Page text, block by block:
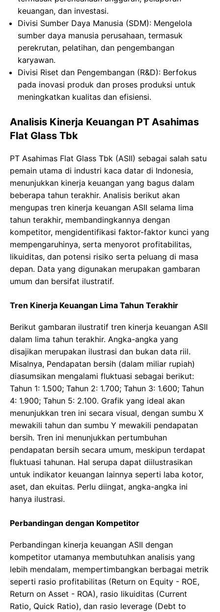
keuangan, dan investasi.
Divisi Sumber Daya Manusia (SDM): Mengelola
sumber daya manusia perusahaan, termasuk
perekrutan, pelatihan, dan pengembangan
karyawan.
Divisi Riset dan Pengembangan (R&D): Berfokus
pada inovasi produk dan proses produksi untuk
meningkatkan kualitas dan efisiensi.
Analisis Kinerja Keuangan PT Asahimas
Flat Glass Tbk
PT Asahimas Flat Glass Tbk (ASII) sebagai salah satu
pemain utama di industri kaca datar di Indonesia,
menunjukkan kinerja keuangan yang bagus dalam
beberapa tahun terakhir. Analisis berikut akan
mengupas tren kinerja keuangan ASII selama lima
tahun terakhir, membandingkannya dengan
kompetitor, mengidentifikasi faktor-faktor kunci yang
mempengaruhinya, serta menyorot profitabilitas,
likuiditas, dan potensi risiko serta peluang di masa
depan. Data yang digunakan merupakan gambaran
umum dan bersifat ilustratif.
Tren Kinerja Keuangan Lima Tahun Terakhir
Berikut gambaran ilustratif tren kinerja keuangan ASII
dalam lima tahun terakhir. Angka-angka yang
disajikan merupakan ilustrasi dan bukan data riil.
Misalnya, Pendapatan bersih (dalam miliar rupiah)
diasumsikan mengalami fluktuasi sebagai berikut:
Tahun 1: 1.500; Tahun 2: 1.700; Tahun 3: 1.600; Tahun
4: 1.900; Tahun 5: 2.100. Grafik yang ideal akan
menunjukkan tren ini secara visual, dengan sumbu X
mewakili tahun dan sumbu Y mewakili pendapatan
bersih. Tren ini menunjukkan pertumbuhan
pendapatan bersih secara umum, meskipun terdapat
fluktuasi tahunan. Hal serupa dapat diilustrasikan
untuk indikator keuangan lainnya seperti laba kotor,
aset, dan ekuitas. Perlu diingat, angka-angka ini
hanya ilustrasi.
Perbandingan dengan Kompetitor
Perbandingan kinerja keuangan ASII dengan
kompetitor utamanya membutuhkan analisis yang
lebih mendalam, mempertimbangkan berbagai metrik
seperti rasio profitabilitas (Return on Equity - ROE,
Return on Asset - ROA), rasio likuiditas (Current
Ratio, Quick Ratio), dan rasio leverage (Debt to